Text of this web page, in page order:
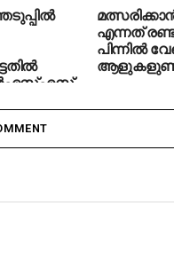
എന്നത്
പിന്നില്‍